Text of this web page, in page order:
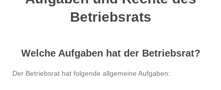
Betriebsrats
Welche Aufgaben hat der Betriebsrat?
Der Betriebsrat hat folgende allgemeine Aufgaben: